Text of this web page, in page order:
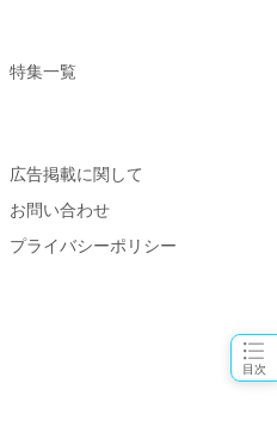
目次
特集一覧
広告掲載に関して
お問い合わせ
プライバシーポリシー